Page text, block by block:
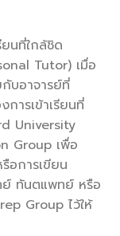
นที่ใกล้ชิด
Tutor) เมื่อ
บอาจารย์ที่
ารเข้าเรียนที่
University
Group เพื่อ
อการเขียน
ย์ ทันตแพทย์ หรือ
Group ไว้ให้